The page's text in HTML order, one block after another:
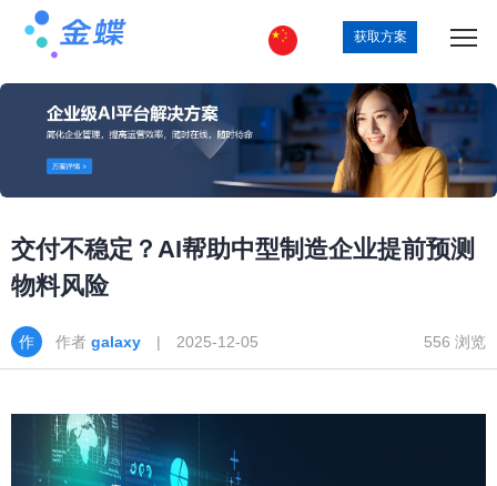
获取方案
交付不稳定？AI帮助中型制造企业提前预测
物料风险
作者 galaxy | 2025-12-05 556 浏览